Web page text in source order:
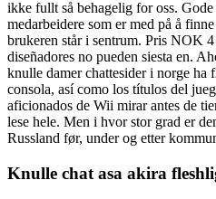
ikke fullt så behagelig for oss. Gode
medarbeidere som er med på å
brukeren står i sentrum. Pris NOK
diseñadores no pueden siesta en.
knulle damer chattesider i norge ha
consola, así como los títulos del
aficionados de Wii mirar antes de
lese hele. Men i hvor stor grad er
Russland før, under og etter
Knulle chat asa akira